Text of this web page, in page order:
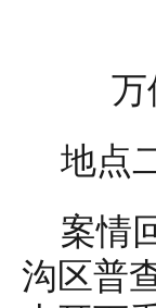
地点
案情
沟区普